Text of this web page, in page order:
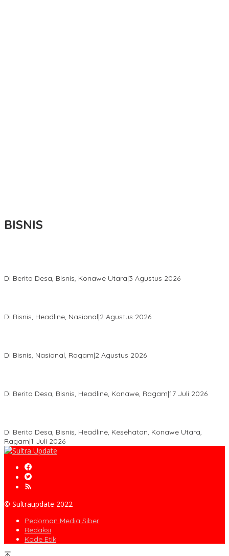
BISNIS
Di Berita Desa, Bisnis, Konawe Utara|3 Agustus 2026
Di Bisnis, Headline, Nasional|2 Agustus 2026
Di Bisnis, Nasional, Ragam|2 Agustus 2026
Di Berita Desa, Bisnis, Headline, Konawe, Ragam|17 Juli 2026
Di Berita Desa, Bisnis, Headline, Kesehatan, Konawe Utara,
Ragam|1 Juli 2026
© Sultraupdate 2022
Pedoman Media Siber
Redaksi
Kode Etik